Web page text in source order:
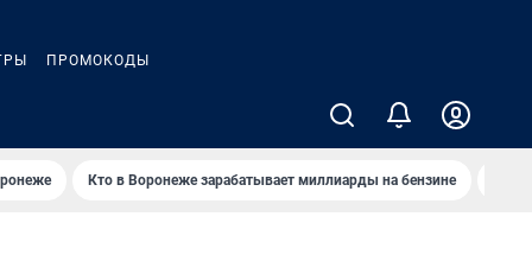
ПРОМОКОДЫ
Кто в Воронеже зарабатывает миллиарды на бензине